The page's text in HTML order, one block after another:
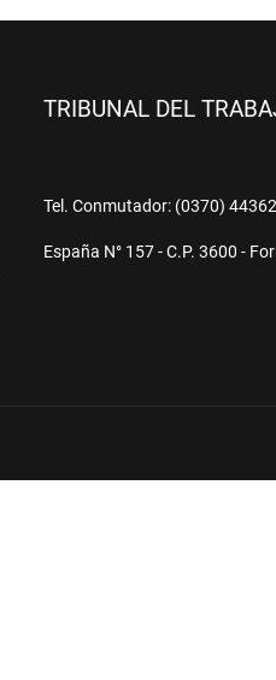
TRIBUNAL DEL
Tel. Conmutador: (0370)
España N° 157 - C.P. 3600 -